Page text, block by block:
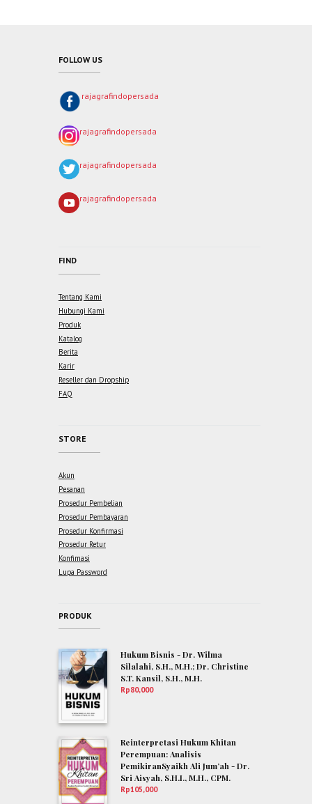
FOLLOW US
rajagrafindopersada
rajagrafindopersada
rajagrafindopersada
rajagrafindopersada
FIND
Tentang Kami
Hubungi Kami
Produk
Katalog
Berita
Karir
Reseller dan Dropship
FAQ
STORE
Akun
Pesanan
Prosedur Pembelian
Prosedur Pembayaran
Prosedur Konfirmasi
Prosedur Retur
Konfimasi
Lupa Password
PRODUK
Hukum Bisnis - Dr. Wilma
Silalahi, S.H., M.H.; Dr. Christine
S.T. Kansil, S.H., M.H.
Rp80,000
Reinterpretasi Hukum Khitan
Perempuan: Analisis
PemikiranSyaikh Ali Jum’ah - Dr.
Sri Aisyah, S.H.I., M.H., CPM.
Rp105,000